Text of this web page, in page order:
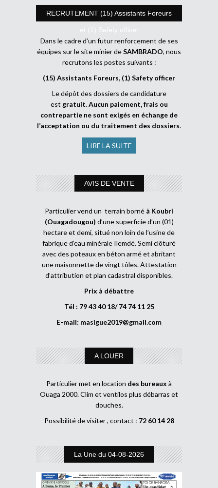
RECRUTEMENT (15) Assistants Foreurs
et (1) Safety officer
Dans le cadre d’un futur renforcement de ses
équipes sur le site minier deSAMBRADO, nous
recrutons les postes suivants :
(15) Assistants Foreurs, (1) Safety officer
Le dépôt des dossiers de candidature
est gratuit.Aucun paiement, frais ou
contrepartie ne sont exigés en échange de
l’acceptation ou du traitement des dossiers.
LIRE LA SUITE
AVIS DE VENTE
Particulier vend un terrain borné à Koubri
(Ouagadougou) d’une superficie d’un (01)
hectare et demi, situé non loin de l’usine de
fabrique d’eau minérale Ilemdé. Semi clôturé
avec des poteaux en béton armé et abritant
une maisonnette de vingt tôles. Attestation
d’attribution et plan cadastral disponibles.
Prix à débattre
Tél : 79 43 40 18/ 74 74 11 25
E-mail: masigue2019@gmail.com
A LOUER
Particulier met en location des bureaux à
Ouaga 2000. Clim et ventilos plus débarras et
douches.
Possibilité de visiter , contact : 72 60 14 28
La Une du 04-08-2026